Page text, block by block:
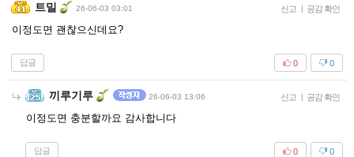
트밀 26-06-03 03:01 신고 | 공감 확인
이정도면 괜찮으신데요?
답글 0
0
끼루기루 26-06-03 13:06 신고 | 공감 확인
이정도면 충분할까요 감사합니다
답글 0
0